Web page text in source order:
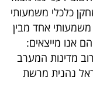
כלכלי משמעותי
משמעותי אחד מבין
אנו מייצאים:
מדינות המערב
נהנית מרשת